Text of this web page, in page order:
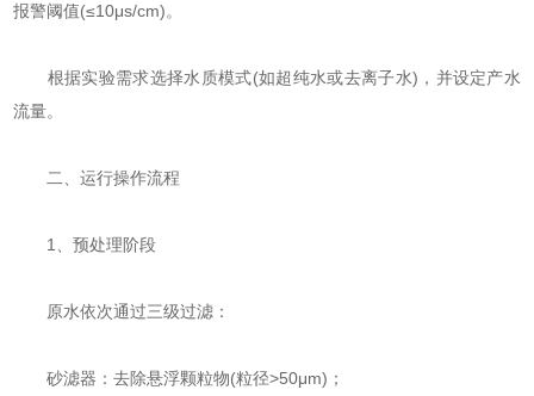
报警阈值(≤10μs/cm)。
根据实验需求选择水质模式(如超纯水或去离子水)，并设定产水
流量。
二、运行操作流程
‌1、预处理阶段‌
原水依次通过三级过滤：
‌砂滤器‌：去除悬浮颗粒物(粒径>50μm)；